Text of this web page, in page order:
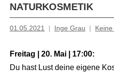
NATURKOSMETIK
01.05.2021 Inge Grau
Freitag | 20. Mai | 17:00:
Du hast Lust deine eigene